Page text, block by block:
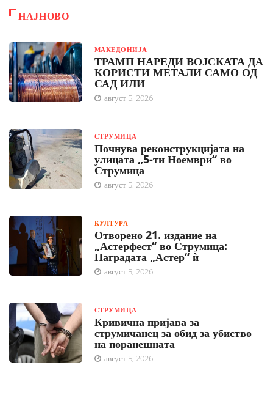
НАЈНОВО
МАКЕДОНИЈА
ТРАМП НАРЕДИ ВОЈСКАТА ДА
КОРИСТИ МЕТАЛИ САМО ОД
САД ИЛИ
август 5, 2026
СТРУМИЦА
Почнува реконструкцијата на
улицата „5-ти Ноември“ во
Струмица
август 5, 2026
КУЛТУРА
Отворено 21. издание на
„Астерфест“ во Струмица:
Наградата „Астер“ ѝ
август 5, 2026
СТРУМИЦА
Кривична пријава за
струмичанец за обид за убиство
на поранешната
август 5, 2026